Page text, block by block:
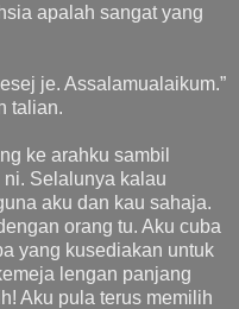
apalah sangat yang
je. Assalamualaikum.”
talian.
ke arahku sambil
Selalunya kalau
aku dan kau sahaja.
orang tu. Aku cuba
yang kusediakan untuk
lengan panjang
Aku pula terus memilih